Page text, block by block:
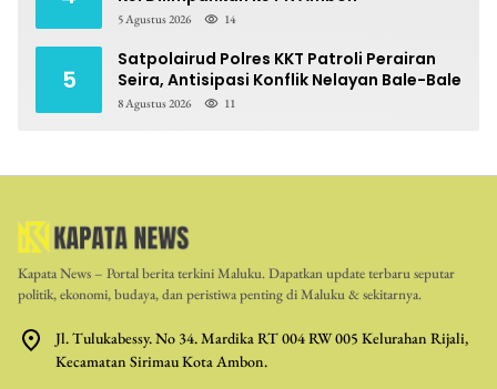
5 Agustus 2026 14
5
Satpolairud Polres KKT Patroli Perairan
Seira, Antisipasi Konflik Nelayan Bale-Bale
8 Agustus 2026 11
Kapata News – Portal berita terkini Maluku. Dapatkan update terbaru seputar
politik, ekonomi, budaya, dan peristiwa penting di Maluku & sekitarnya.
Jl. Tulukabessy. No 34. Mardika RT 004 RW 005 Kelurahan Rijali,
Kecamatan Sirimau Kota Ambon.